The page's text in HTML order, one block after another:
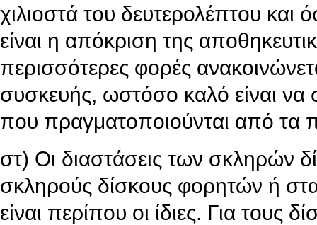
χιλιοστά του δευτερολέπτου και
είναι η απόκριση της
περισσότερες φορές
συσκευής, ωστόσο καλό είναι να
που πραγματοποιούνται από τα
στ) Οι διαστάσεις των σκληρών
σκληρούς δίσκους φορητών ή
είναι περίπου οι ίδιες. Για τους